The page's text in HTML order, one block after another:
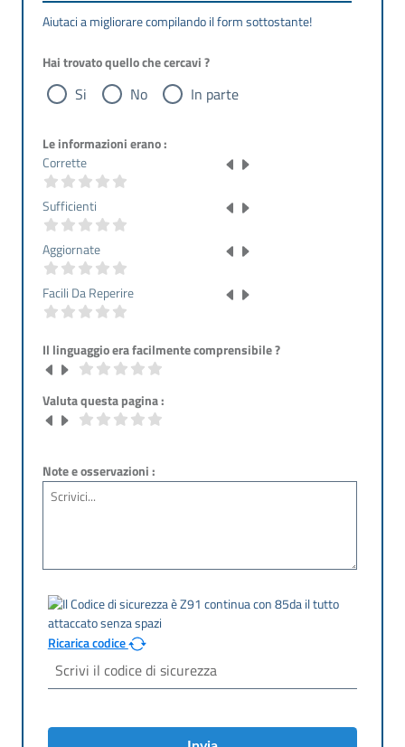
Aiutaci a migliorare compilando il form sottostante!
Hai trovato quello che cercavi ?
Si No In parte
Le informazioni erano :
Corrette
Sufficienti
Aggiornate
Facili Da Reperire
Il linguaggio era facilmente comprensibile ?
Valuta questa pagina :
Note e osservazioni :
Ricarica codice